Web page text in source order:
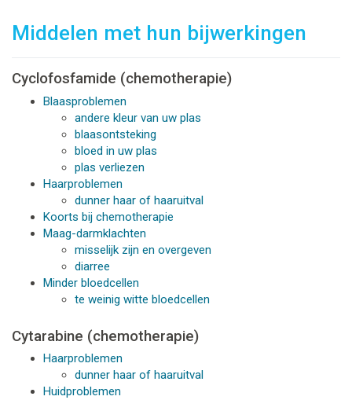
Middelen met hun bijwerkingen
Cyclofosfamide (chemotherapie)
Blaasproblemen
andere kleur van uw plas
blaasontsteking
bloed in uw plas
plas verliezen
Haarproblemen
dunner haar of haaruitval
Koorts bij chemotherapie
Maag-darmklachten
misselijk zijn en overgeven
diarree
Minder bloedcellen
te weinig witte bloedcellen
Cytarabine (chemotherapie)
Haarproblemen
dunner haar of haaruitval
Huidproblemen